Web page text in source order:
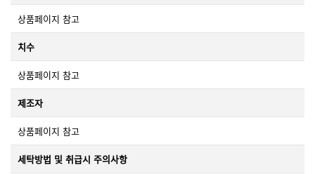
상품페이지 참고
치수
상품페이지 참고
제조자
상품페이지 참고
세탁방법 및 취급시 주의사항